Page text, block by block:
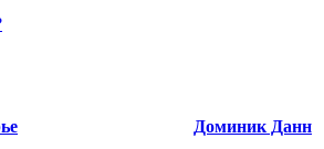
Доминик Данн